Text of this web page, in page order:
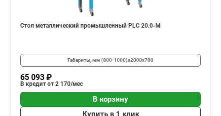
Стол металлический промышленный PLC 20.0-М
Габариты, мм (800-1000)x2000x700
65 093 ₽
В кредит от 2 170/мес
В корзину
Купить в 1 клик